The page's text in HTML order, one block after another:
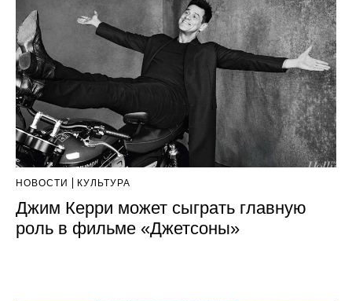
НОВОСТИ КУЛЬТУРА
Джим Керри может сыграть главную
роль в фильме «Джетсоны»